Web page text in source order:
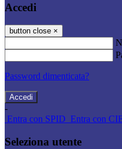
Accedi
button close ×
Password dimenticata?
-
Entra con SPID Entra con
Seleziona utente